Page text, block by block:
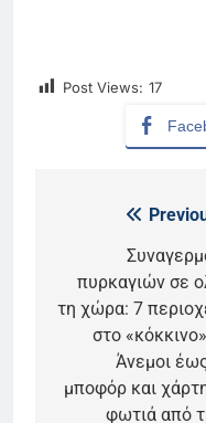
Post Views: 17
Πλοήγηση
άρθρων
πυρκαγιών σε
τη χώρα: 7
στο
Άνεμοι
μποφόρ και
φωτιά από